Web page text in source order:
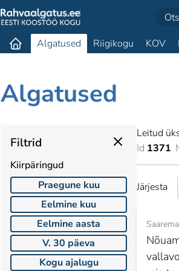
Algatused Riigikogu KOV
Algatused
Filtrid
Kiirpäringud
Praegune kuu
Eelmine kuu
Eelmine aasta
V. 30 päeva
Kogu ajalugu
Leitud
Id 1371
Järjesta